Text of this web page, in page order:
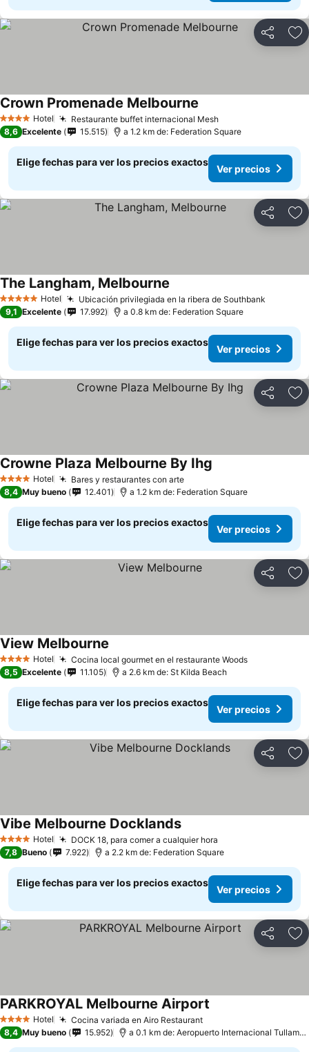
Compartir
4 EstrellasHotel Restaurante buffet internacional Mesh
Crown Promenade Melbourne
8,6 Excelente 15.515 a 1.2 km de: Federation Square
Elige fechas para ver los precios exactos
Ver precios
Compartir
5 Estrellas Hotel Ubicación privilegiada en la ribera de Southbank
The Langham, Melbourne
9,1 Excelente 17.992 a 0.8 km de: Federation Square
Elige fechas para ver los precios exactos
Ver precios
Compartir
4 EstrellasHotel Bares y restaurantes con arte
Crowne Plaza Melbourne By Ihg
8,4 Muy bueno 12.401 a 1.2 km de: Federation Square
Elige fechas para ver los precios exactos
Ver precios
Compartir
4 EstrellasHotel Cocina local gourmet en el restaurante Woods
View Melbourne
8,5 Excelente 11.105 a 2.6 km de: St Kilda Beach
Elige fechas para ver los precios exactos
Ver precios
Compartir
4 EstrellasHotel DOCK 18, para comer a cualquier hora
Vibe Melbourne Docklands
7,8 Bueno 7.922 a 2.2 km de: Federation Square
Elige fechas para ver los precios exactos
Ver precios
Compartir
4 EstrellasHotel Cocina variada en Airo Restaurant
PARKROYAL Melbourne Airport
8,4 Muy bueno 15.952 a 0.1 km de: Aeropuerto Internacional Tullamarine